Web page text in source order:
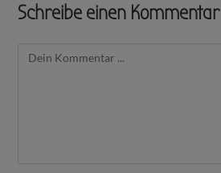
Schreibe einen Kommentar